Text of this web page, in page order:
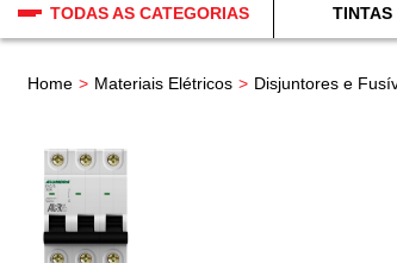
TODAS AS CATEGORIAS TINTAS
Home Materiais Elétricos Disjuntores e